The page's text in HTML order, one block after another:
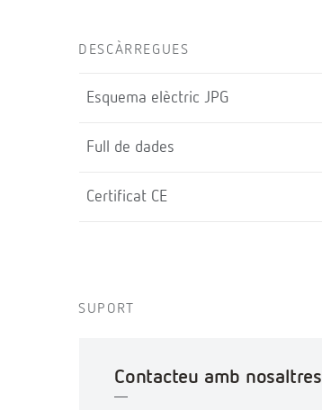
DESCÀRREGUES
Esquema elèctric JPG
Full de dades
Certificat CE
SUPORT
Contacteu amb nosaltres